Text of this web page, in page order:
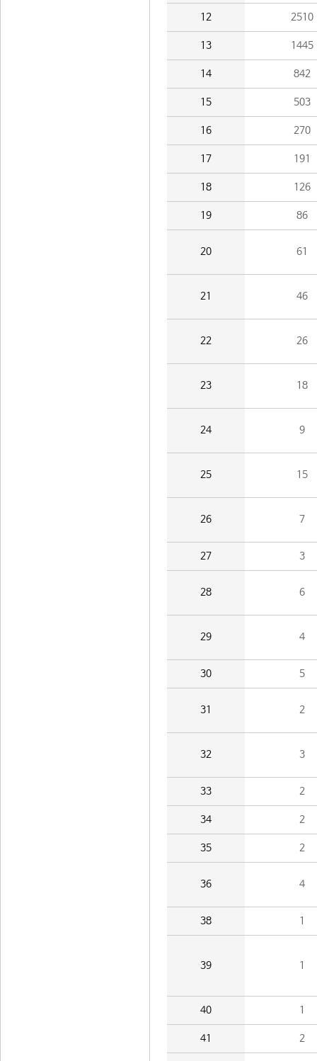
12 2510
13 1445
14 842
15 503
16 270
17 191
18 126
19 86
20 61
21 46
22 26
23 18
24 9
25 15
26 7
27 3
28 6
29 4
30 5
31 2
32 3
33 2
34 2
35 2
36 4
38 1
39 1
40 1
41 2